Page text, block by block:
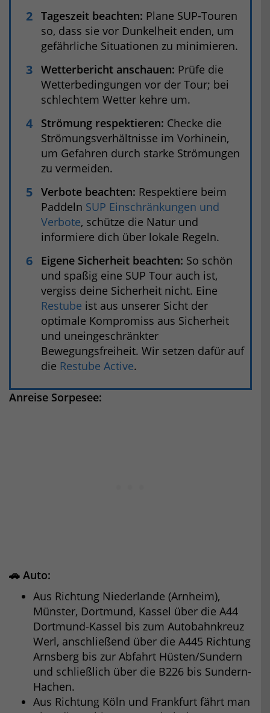
Tageszeit beachten: Plane SUP-Touren
so, dass sie vor Dunkelheit enden, um
gefährliche Situationen zu minimieren.
Wetterbericht anschauen: Prüfe die
Wetterbedingungen vor der Tour; bei
schlechtem Wetter kehre um.
Strömung respektieren: Checke die
Strömungsverhältnisse im Vorhinein,
um Gefahren durch starke Strömungen
zu vermeiden.
Verbote beachten: Respektiere beim
Paddeln SUP Einschränkungen und
Verbote, schütze die Natur und
informiere dich über lokale Regeln.
Eigene Sicherheit beachten: So schön
und spaßig eine SUP Tour auch ist,
vergiss deine Sicherheit nicht. Eine
Restube ist aus unserer Sicht der
optimale Kompromiss aus Sicherheit
und uneingeschränkter
Bewegungsfreiheit. Wir setzen dafür auf
die Restube Active.
Anreise Sorpesee:
🚗 Auto:
Aus Richtung Niederlande (Arnheim),
Münster, Dortmund, Kassel über die A44
Dortmund-Kassel bis zum Autobahnkreuz
Werl, anschließend über die A445 Richtung
Arnsberg bis zur Abfahrt Hüsten/Sundern
und schließlich über die B226 bis Sundern-
Hachen.
Aus Richtung Köln und Frankfurt fährt man